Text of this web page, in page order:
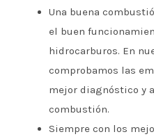
Una buena
el buen
hidrocarburos. En
comprobamos las
mejor diagnóstico y
combustión.
Siempre con los